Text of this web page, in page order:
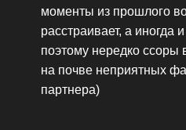
моменты из прошлого
расстраивает, а иногда
поэтому нередко ссоры
на почве неприятных
партнера)